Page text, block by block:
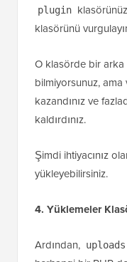
plugin
klasörünü
O klasörde bir arka
bilmiyorsunuz, ama
kazandınız ve
kaldırdınız.
Şimdi ihtiyacınız
yükleyebilirsiniz.
4. Yüklemeler
Ardından, uploads